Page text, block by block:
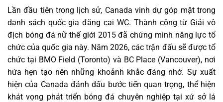
Lần đầu tiên trong lịch sử, Canada vinh dự góp mặt trong
danh sách quốc gia đăng cai WC. Thành công từ Giải vô
địch bóng đá nữ thế giới 2015 đã chứng minh năng lực tổ
chức của quốc gia này. Năm 2026, các trận đấu sẽ được tổ
chức tại BMO Field (Toronto) và BC Place (Vancouver), nơi
hứa hẹn tạo nên những khoảnh khắc đáng nhớ. Sự xuất
hiện của Canada đánh dấu bước tiến quan trọng, thể hiện
khát vọng phát triển bóng đá chuyên nghiệp tại xứ sở lá